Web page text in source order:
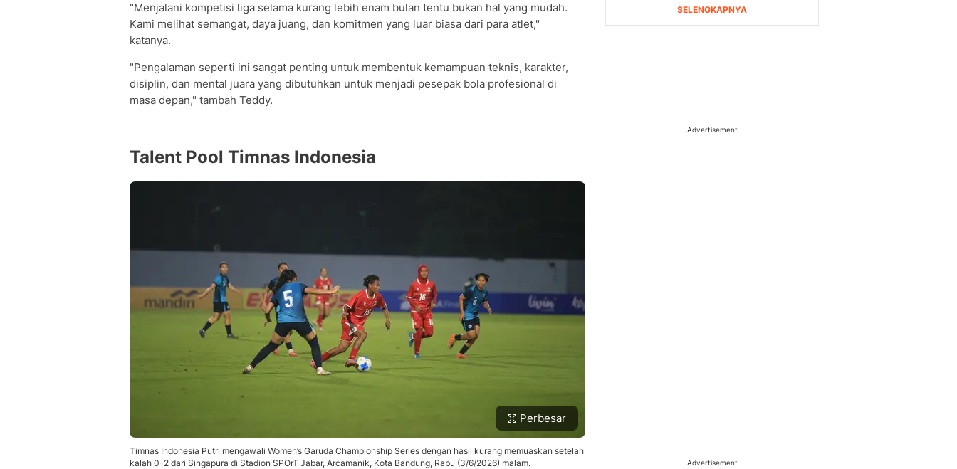
"Menjalani kompetisi liga selama kurang lebih enam bulan tentu bukan hal yang mudah.
Kami melihat semangat, daya juang, dan komitmen yang luar biasa dari para atlet,"
katanya.
"Pengalaman seperti ini sangat penting untuk membentuk kemampuan teknis, karakter,
disiplin, dan mental juara yang dibutuhkan untuk menjadi pesepak bola profesional di
masa depan," tambah Teddy.
Talent Pool Timnas Indonesia
Perbesar
Timnas Indonesia Putri mengawali Women’s Garuda Championship Series dengan hasil kurang memuaskan setelah
kalah 0-2 dari Singapura di Stadion SPOrT Jabar, Arcamanik, Kota Bandung, Rabu (3/6/2026) malam.
Advertisement
Advertisement